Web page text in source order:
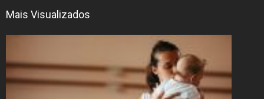
Mais Visualizados